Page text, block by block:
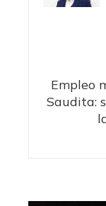
Empleo
Saudita: